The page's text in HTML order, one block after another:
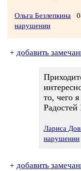
Ольга Безлепкина
нарушении
+ добавить
то, чего я
Лариса
нарушении
+ добавить